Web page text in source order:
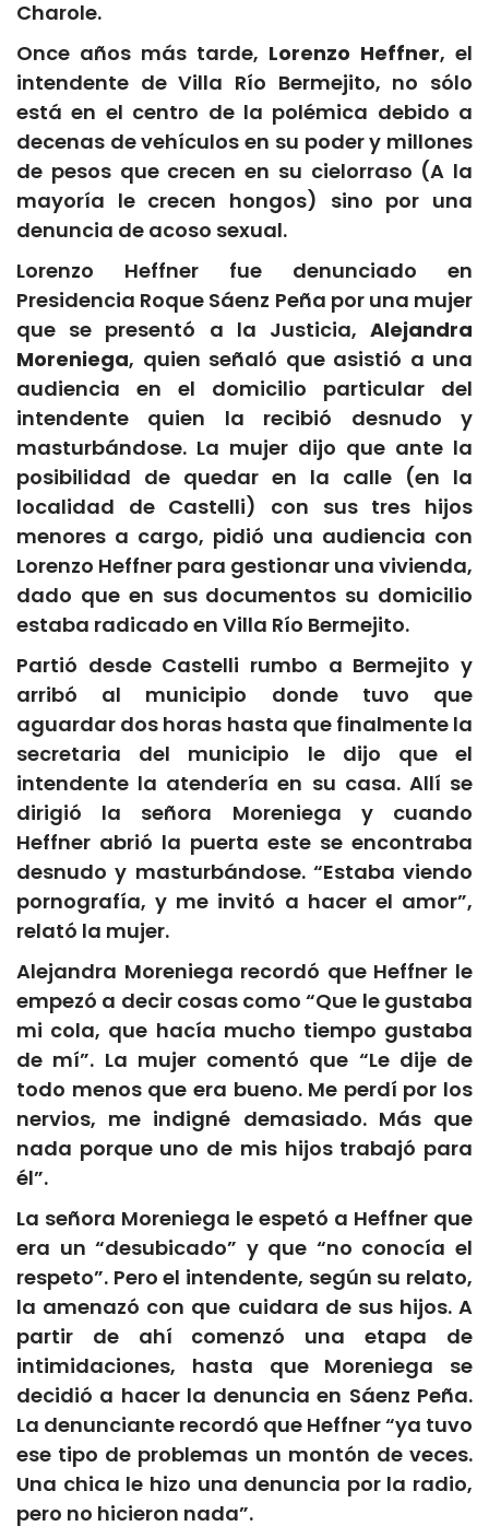
Charole.
Once años más tarde, Lorenzo Heffner, el
intendente de Villa Río Bermejito, no sólo
está en el centro de la polémica debido a
decenas de vehículos en su poder y millones
de pesos que crecen en su cielorraso (A la
mayoría le crecen hongos) sino por una
denuncia de acoso sexual.
Lorenzo Heffner fue denunciado en
Presidencia Roque Sáenz Peña por una mujer
que se presentó a la Justicia, Alejandra
Moreniega, quien señaló que asistió a una
audiencia en el domicilio particular del
intendente quien la recibió desnudo y
masturbándose. La mujer dijo que ante la
posibilidad de quedar en la calle (en la
localidad de Castelli) con sus tres hijos
menores a cargo, pidió una audiencia con
Lorenzo Heffner para gestionar una vivienda,
dado que en sus documentos su domicilio
estaba radicado en Villa Río Bermejito.
Partió desde Castelli rumbo a Bermejito y
arribó al municipio donde tuvo que
aguardar dos horas hasta que finalmente la
secretaria del municipio le dijo que el
intendente la atendería en su casa. Allí se
dirigió la señora Moreniega y cuando
Heffner abrió la puerta este se encontraba
desnudo y masturbándose. “Estaba viendo
pornografía, y me invitó a hacer el amor”,
relató la mujer.
Alejandra Moreniega recordó que Heffner le
empezó a decir cosas como “Que le gustaba
mi cola, que hacía mucho tiempo gustaba
de mí”. La mujer comentó que “Le dije de
todo menos que era bueno. Me perdí por los
nervios, me indigné demasiado. Más que
nada porque uno de mis hijos trabajó para
él”.
La señora Moreniega le espetó a Heffner que
era un “desubicado” y que “no conocía el
respeto”. Pero el intendente, según su relato,
la amenazó con que cuidara de sus hijos. A
partir de ahí comenzó una etapa de
intimidaciones, hasta que Moreniega se
decidió a hacer la denuncia en Sáenz Peña.
La denunciante recordó que Heffner “ya tuvo
ese tipo de problemas un montón de veces.
Una chica le hizo una denuncia por la radio,
pero no hicieron nada”.